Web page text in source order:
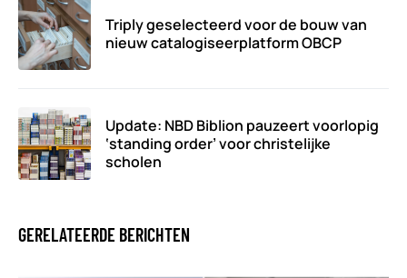
Triply geselecteerd voor de bouw van
nieuw catalogiseerplatform OBCP
Update: NBD Biblion pauzeert voorlopig
‘standing order’ voor christelijke
scholen
GERELATEERDE BERICHTEN